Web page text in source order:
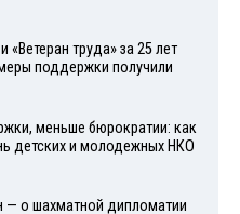
«Ветеран труда» за 25 лет
поддержки получили
меньше бюрократии: как
детских и молодежных НКО
— о шахматной дипломатии